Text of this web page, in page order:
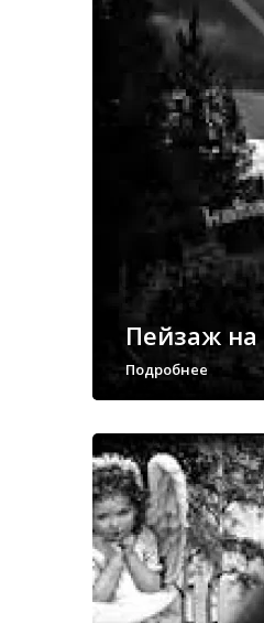
Пейзаж
Подробнее